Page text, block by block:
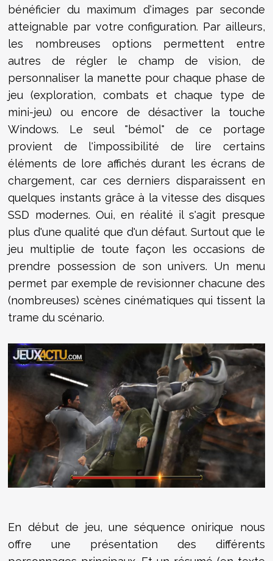
bénéficier du maximum d'images par seconde
atteignable par votre configuration. Par ailleurs,
les nombreuses options permettent entre
autres de régler le champ de vision, de
personnaliser la manette pour chaque phase de
jeu (exploration, combats et chaque type de
mini-jeu) ou encore de désactiver la touche
Windows. Le seul "bémol" de ce portage
provient de l'impossibilité de lire certains
éléments de lore affichés durant les écrans de
chargement, car ces derniers disparaissent en
quelques instants grâce à la vitesse des disques
SSD modernes. Oui, en réalité il s'agit presque
plus d'une qualité que d'un défaut. Surtout que le
jeu multiplie de toute façon les occasions de
prendre possession de son univers. Un menu
permet par exemple de revisionner chacune des
(nombreuses) scènes cinématiques qui tissent la
trame du scénario.
En début de jeu, une séquence onirique nous
offre une présentation des différents